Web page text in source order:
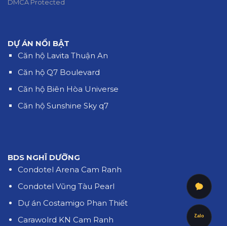
DMCA Protected
DỰ ÁN NỔI BẬT
Căn hộ Lavita Thuận An
Căn hộ Q7 Boulevard
Căn hộ Biên Hòa Universe
Căn hộ Sunshine Sky q7
BDS NGHĨ DƯỠNG
Condotel Arena Cam Ranh
Condotel Vũng Tàu Pearl
Dự án Costamigo Phan Thiết
Carawolrd KN Cam Ranh
Zalo